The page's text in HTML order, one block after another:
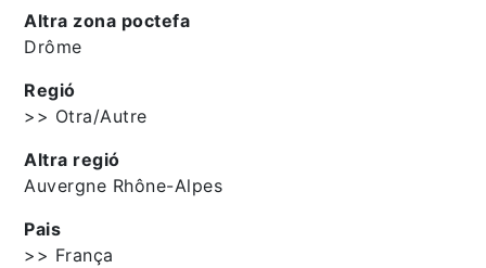
Altra zona poctefa
Drôme
Regió
>> Otra/Autre
Altra regió
Auvergne Rhône-Alpes
Pais
>> França